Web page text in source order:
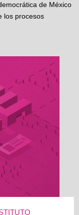
de México
los procesos